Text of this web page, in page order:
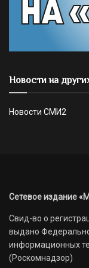
Новости на
Новости СМИ2
Сетевое издание
Свид-во о
выдано
информационных
(Роскомнадзор)